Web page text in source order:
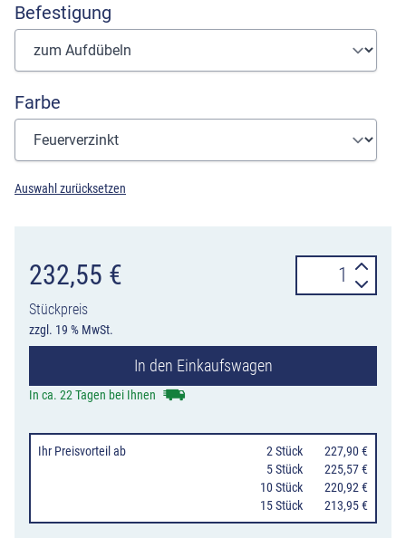
Befestigung
Farbe
Auswahl zurücksetzen
232,55 €
Stückpreis
zzgl. 19 % MwSt.
Rastplatz-
Abfallsammler
Liter
Einbetonieren,
Typ
8059
Menge
In den Einkaufswagen
In ca. 22 Tagen bei Ihnen
Ihr Preisvorteil ab 2 Stück
227,90 €
5 Stück
225,57 €
10 Stück
220,92 €
15 Stück
213,95 €